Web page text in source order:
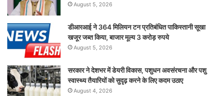
August 5, 2026
डीआरआई ने 364 मिलियन टन प्रतिबंधित पाकिस्तानी सूखा
खजूर जब्त किया, बाजार मूल्य 3 करोड़ रुपये
August 5, 2026
सरकार ने देशभर में डेयरी विकास, पशुधन अवसंरचना और पशु
स्वास्थ्य तैयारियों को सुदृढ़ करने के लिए कदम उठाए
August 4, 2026